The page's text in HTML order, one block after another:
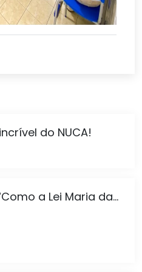
do NUCA!
a Lei Maria da...